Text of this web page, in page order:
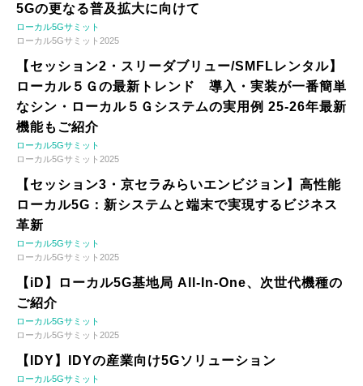
5Gの更なる普及拡大に向けて
ローカル5Gサミット
ローカル5Gサミット2025
【セッション2・スリーダブリュー/SMFLレンタル】
ローカル５Ｇの最新トレンド 導入・実装が一番簡単
なシン・ローカル５Ｇシステムの実用例 25-26年最新
機能もご紹介
ローカル5Gサミット
ローカル5Gサミット2025
【セッション3・京セラみらいエンビジョン】高性能
ローカル5G：新システムと端末で実現するビジネス
革新
ローカル5Gサミット
ローカル5Gサミット2025
【iD】ローカル5G基地局 All-In-One、次世代機種の
ご紹介
ローカル5Gサミット
ローカル5Gサミット2025
【IDY】IDYの産業向け5Gソリューション
ローカル5Gサミット